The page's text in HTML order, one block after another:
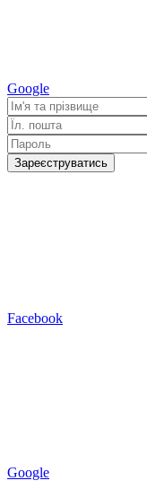
Google
Зареєструватись
Facebook
Google